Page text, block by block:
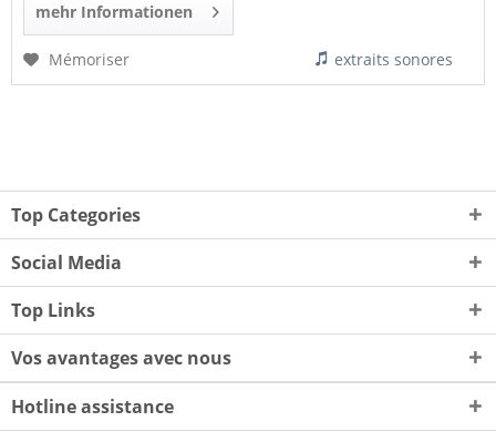
mehr Informationen
Mémoriser extraits sonores
Top Categories
Social Media
Top Links
Vos avantages avec nous
Hotline assistance